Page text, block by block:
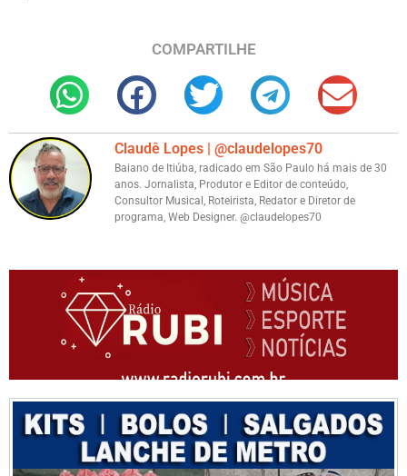
COMPARTILHE
Claudê Lopes | @claudelopes70
Baiano de Itiúba, radicado em São Paulo há mais de 30
anos. Jornalista, Produtor e Editor de conteúdo,
Consultor Musical, Roteirista, Redator e Diretor de
programa, Web Designer. @claudelopes70